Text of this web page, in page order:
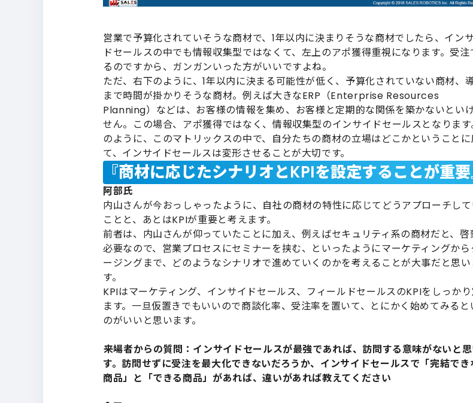
営業で予算化されていそうな商材で、1年以内に決まりそうな商材でしたら、イン
ドセールスの中でも情報収集型ではなくて、左上のアポ獲得重視になります。受注
るのですから、ガンガンいった方がいいですよね。
ただ、右下のように、1年以内に決まる可能性が低く、予算化されていない商材、
まで時間が掛かりそうな商材。例えば大きなERP（Enterprise Resources
Planning）などは、お客様の情報を集め、お客様と定期的な関係を築かないとい
せん。この場合、アポ獲得ではなく、情報収集型のインサイドセールスとなります
のように、このマトリックスの中で、自分たちの商材の立場はどこかということに
て、インサイドセールスは変形させることが大切です。
『商材に応じたシナリオとKPIを設定することが重要
阿部氏
内山さんが今おっしゃったように、自社の商材の特性に応じてどうアプローチして
ことと、あとはKPIが重要と考えます。
前者は、内山さんが仰っていたことに加え、例えばセキュリティ系の商材だと、啓
必要なので、営業プロセスにセミナーを挟む、といったようにマーケティングから
ージングまで、どのようなシナリオで進めていくのかを考えることが大事だと思い
す。
KPIはマーケティング、インサイドセールス、フィールドセールスのKPIをしっかり
ます。一旦仮置きでもいいので商談化率、受注率を置いて、とにかく始めてみると
のがいいと思います。
――来場者からの質問：インサイドセールスが最強であれば、訪問する意味がないと
す。訪問せずに受注を最大化できないだろうか、インサイドセールスで「完結でき
商品」と「できる商品」があれば、違いがあれば教えてください